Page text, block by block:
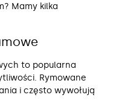
Mamy kilka
to popularna
Rymowane
i często wywołują